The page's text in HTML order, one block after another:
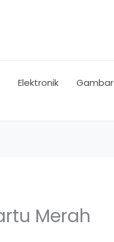
Elektronik Gambar
Merah